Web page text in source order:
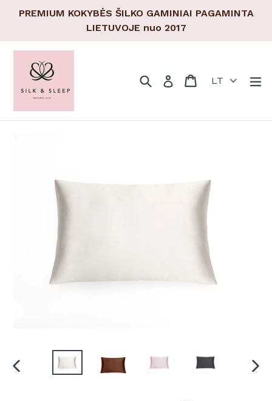
PREMIUM KOKYBĖS ŠILKO GAMINIAI PAGAMINTA
LIETUVOJE nuo 2017
PaieškaPrisijungti
Pirkinių
Pirkinių
LT
TRANSLATION